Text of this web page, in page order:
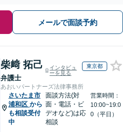
メールで面談予約
柴﨑 拓己
弁護士
インタビュ
ーを見る
東京都
あおいパートナーズ法律事務所
さいたま市
浦和区 から
も相談受付
中
面談方法(対
面・電話・ビ
デオなど)は応
相談
営業時間：
10:00~19:0
0（平日）